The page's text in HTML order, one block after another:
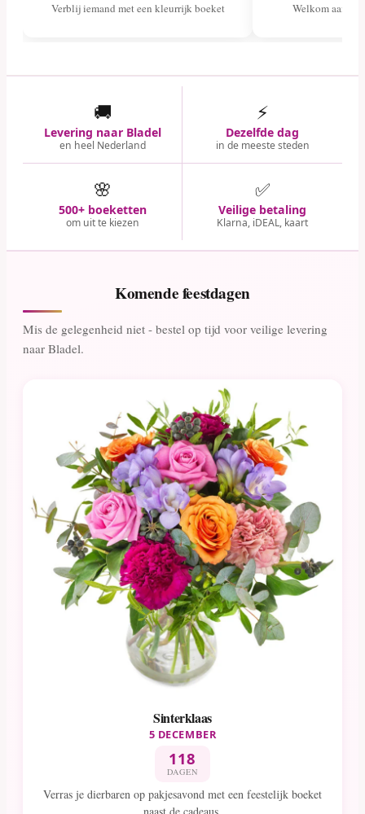
Verblij iemand met een kleurrijk boeket Welkom aan
🚚
Levering naar Bladel
en heel Nederland
⚡
Dezelfde dag
in de meeste steden
🌸
500+ boeketten
om uit te kiezen
✅
Veilige betaling
Klarna, iDEAL, kaart
Komende feestdagen
Mis de gelegenheid niet - bestel op tijd voor veilige levering
naar Bladel.
Sinterklaas
5 DECEMBER
118
DAGEN
Verras je dierbaren op pakjesavond met een feestelijk boeket